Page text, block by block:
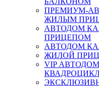
ПРЕМИУМ-
ЖИЛЫМ
АВТОДОМ
ПРИЦЕПОМ
АВТОДОМ
ЖИЛОЙ
VIP